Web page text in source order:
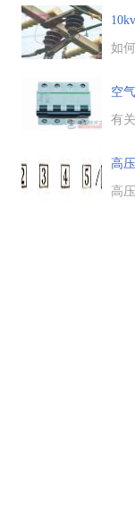
各
称“
的
火
(
如
法
出
空
十大
有
西
牌
高
路
高